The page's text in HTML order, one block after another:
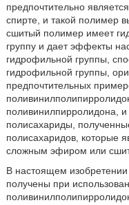
предпочтительно
спирте, и такой полимер
сшитый полимер имеет
группу и дает эффекты
гидрофильной группы,
гидрофильной группы,
предпочтительных
поливинилпирролидона,
полисахариды,
полисахаридов, которые
сложным эфиром или
В настоящем
получены при